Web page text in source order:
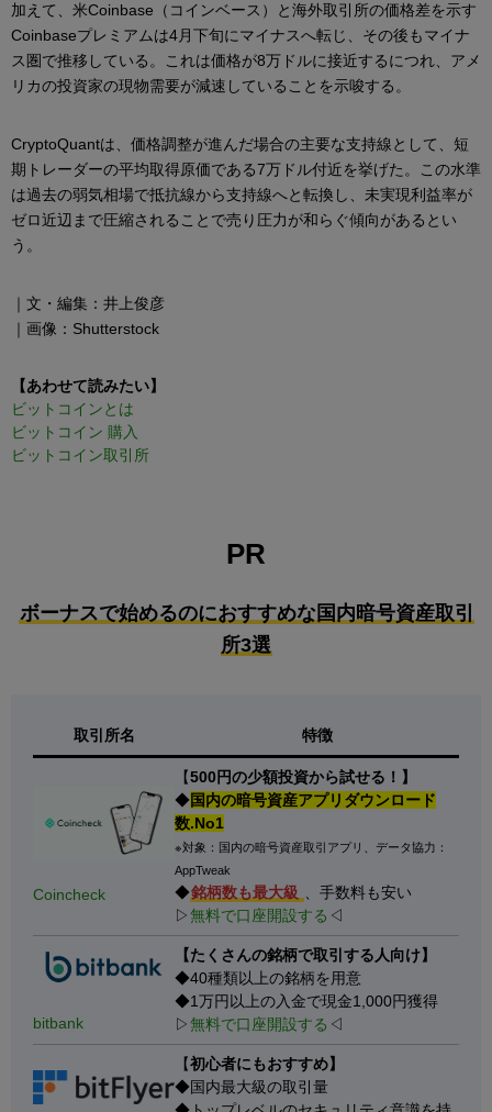
加えて、米Coinbase（コインベース）と海外取引所の価格差を示す
Coinbaseプレミアムは4月下旬にマイナスへ転じ、その後もマイナ
ス圏で推移している。これは価格が8万ドルに接近するにつれ、アメ
リカの投資家の現物需要が減速していることを示唆する。
CryptoQuantは、価格調整が進んだ場合の主要な支持線として、短
期トレーダーの平均取得原価である7万ドル付近を挙げた。この水準
は過去の弱気相場で抵抗線から支持線へと転換し、未実現利益率が
ゼロ近辺まで圧縮されることで売り圧力が和らぐ傾向があるとい
う。
｜文・編集：井上俊彦
｜画像：Shutterstock
【あわせて読みたい】
ビットコインとは
ビットコイン 購入
ビットコイン取引所
PR
ボーナスで始めるのにおすすめな国内暗号資産取引
所3選
取引所名 特徴
Coincheck
【500円の少額投資から試せる！】
◆国内の暗号資産アプリダウンロード
数.No1
※対象：国内の暗号資産取引アプリ、データ協力：
AppTweak
◆銘柄数も最大級 、手数料も安い
▷無料で口座開設する ◁
bitbank
【たくさんの銘柄で取引する人向け】
◆40種類以上の銘柄を用意
◆1万円以上の入金で現金1,000円獲得
▷無料で口座開設する ◁
【初心者にもおすすめ】
◆国内最大級の取引量